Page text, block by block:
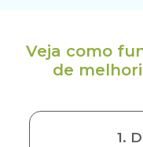
Veja como
de
1.